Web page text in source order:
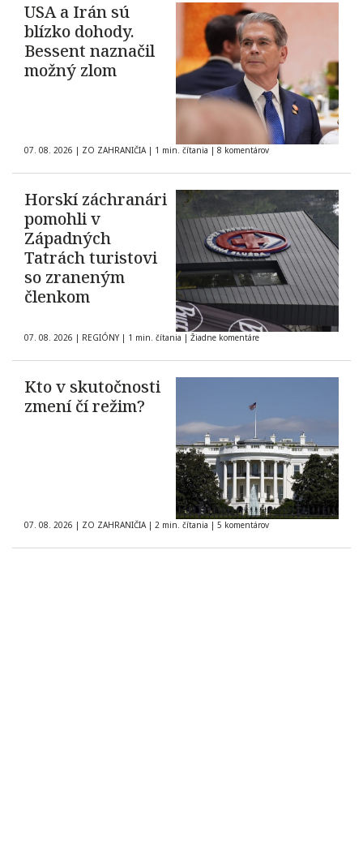
USA a Irán sú
blízko dohody.
Bessent naznačil
možný zlom
07. 08. 2026 | ZO ZAHRANIČIA | 1 min. čítania | 8 komentárov
Horskí záchranári
pomohli v
Západných
Tatrách turistovi
so zraneným
členkom
07. 08. 2026 | REGIÓNY | 1 min. čítania | Žiadne komentáre
Kto v skutočnosti
zmení čí režim?
07. 08. 2026 | ZO ZAHRANIČIA | 2 min. čítania | 5 komentárov